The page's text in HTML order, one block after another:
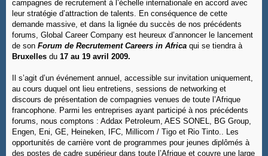
campagnes de recrutement à l’échelle internationale en accord avec
leur stratégie d’attraction de talents. En conséquence de cette
demande massive, et dans la lignée du succès de nos précédents
forums, Global Career Company est heureux d’annoncer le lancement
de son Forum de Recrutement Careers in Africa qui se tiendra à
Bruxelles du 17 au 19 avril 2009.
Il s’agit d’un événement annuel, accessible sur invitation uniquement,
au cours duquel ont lieu entretiens, sessions de networking et
discours de présentation de compagnies venues de toute l’Afrique
francophone. Parmi les entreprises ayant participé à nos précédents
forums, nous comptons : Addax Petroleum, AES SONEL, BG Group,
Engen, Eni, GE, Heineken, IFC, Millicom / Tigo et Rio Tinto.. Les
opportunités de carrière vont de programmes pour jeunes diplômés à
des postes de cadre supérieur dans toute l’Afrique et couvre une large